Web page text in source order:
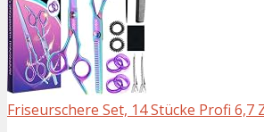
Friseurschere Set, 14 Stücke Profi 6,7